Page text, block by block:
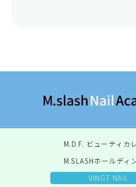
M.D.F. ビューティカ
M.SLASHホールディ
VINGT NAIL